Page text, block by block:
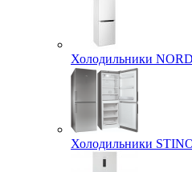
Холодильники
Холодильники